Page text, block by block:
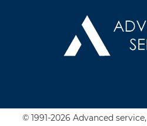
© 1991-2026 Advanced service,